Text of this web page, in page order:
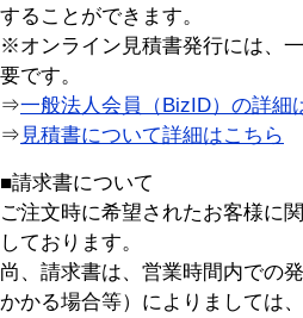
することができます。
※オンライン見積書発行には、
要です。
⇒一般法人会員（BizID）の詳細
⇒ 見積書について詳細はこちら
■請求書について
ご注文時に希望されたお客様に
しております。
尚、請求書は、営業時間内での
かかる場合等）によりましては